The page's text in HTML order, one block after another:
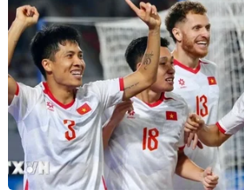
trái phép để lừa đảo nhà
đầu tư.
NGHE
gọi phát
lời nói